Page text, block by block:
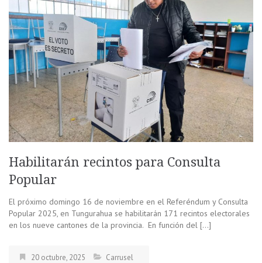
Habilitarán recintos para Consulta
Popular
El próximo domingo 16 de noviembre en el Referéndum y Consulta
Popular 2025, en Tungurahua se habilitarán 171 recintos electorales
en los nueve cantones de la provincia. En función del […]
20 octubre, 2025 Carrusel